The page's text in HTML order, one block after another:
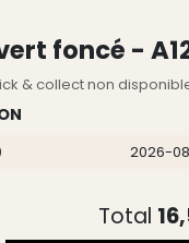
foncé -
& collect non
Total